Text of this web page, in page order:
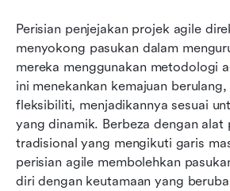
Perisian penjejakan projek agile
menyokong pasukan dalam
mereka menggunakan metodologi
ini menekankan kemajuan berulang,
fleksibiliti, menjadikannya sesuai
yang dinamik. Berbeza dengan alat
tradisional yang mengikuti garis
perisian agile membolehkan
diri dengan keutamaan yang